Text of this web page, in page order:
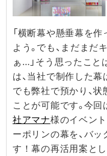
「横断幕や懸垂幕を
よう。でも、まだま
ぁ…」そう思ったこ
は、当社で制作した
でも弊社で預かり、
ことが可能です。今回
社アマナ様のイベント
ーポリンの幕を、バ
す！幕の再活用案と